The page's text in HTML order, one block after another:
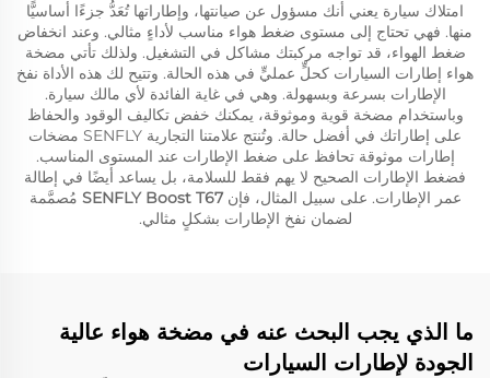
امتلاك سيارة يعني أنك مسؤول عن صيانتها، وإطاراتها تُعَدُّ جزءًا أساسيًّا
منها. فهي تحتاج إلى مستوى ضغط هواء مناسب لأداءٍ مثالي. وعند انخفاض
ضغط الهواء، قد تواجه مركبتك مشاكل في التشغيل. ولذلك تأتي مضخة
هواء إطارات السيارات كحلٍّ عمليٍّ في هذه الحالة. وتتيح لك هذه الأداة نفخ
الإطارات بسرعة وبسهولة. وهي في غاية الفائدة لأي مالك سيارة.
وباستخدام مضخة قوية وموثوقة، يمكنك خفض تكاليف الوقود والحفاظ
على إطاراتك في أفضل حالة. وتُنتج علامتنا التجارية SENFLY مضخات
إطارات موثوقة تحافظ على ضغط الإطارات عند المستوى المناسب.
فضغط الإطارات الصحيح لا يهم فقط للسلامة، بل يساعد أيضًا في إطالة
عمر الإطارات. على سبيل المثال، فإنSENFLY Boost T67 مُصمَّمة
لضمان نفخ الإطارات بشكلٍ مثالي.
ما الذي يجب البحث عنه في مضخة هواء عالية
الجودة لإطارات السيارات